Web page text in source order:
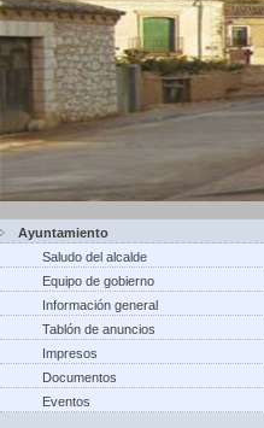
Ayuntamiento
Saludo del alcalde
Equipo de gobierno
Información general
Tablón de anuncios
Impresos
Documentos
Eventos